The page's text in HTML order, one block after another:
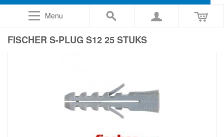
Menu
FISCHER S-PLUG S12 25 STUKS